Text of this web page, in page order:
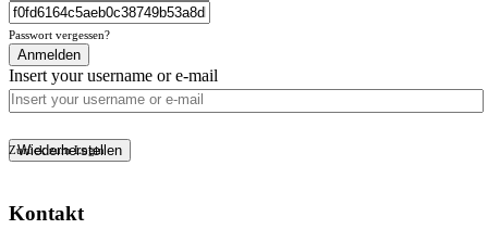
Passwort vergessen?
Anmelden
Insert your username or e-mail
Zurück zum Login
Wiederherstellen
Kontakt